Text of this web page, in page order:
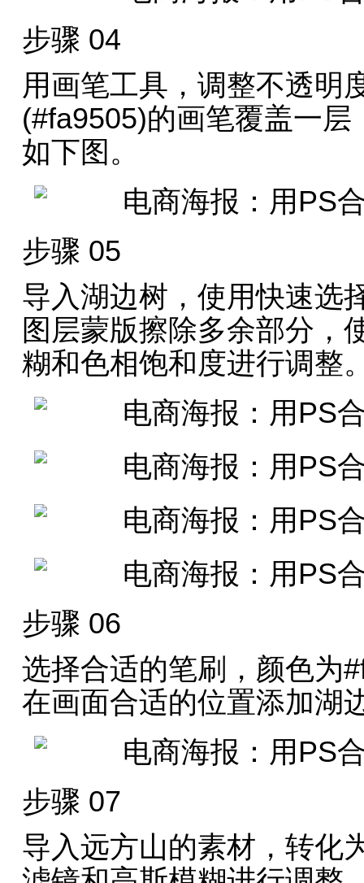
步骤 04
用画笔工具，调整不透明
(#fa9505)的画笔覆盖一
如下图。
步骤 05
导入湖边树，使用快速选
图层蒙版擦除多余部分，
糊和色相饱和度进行调整
步骤 06
选择合适的笔刷，颜色为
在画面合适的位置添加湖
步骤 07
导入远方山的素材，转化